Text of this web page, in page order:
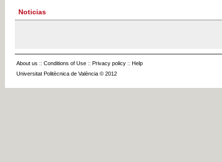
Noticias
About us :: Conditions of Use :: Privacy policy :: Help
Universitat Politècnica de València © 2012